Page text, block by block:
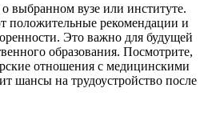
выбранном вузе или институте.
рекомендации и
Это важно для будущей
образования. Посмотрите,
отношения с медицинскими
шансы на трудоустройство после